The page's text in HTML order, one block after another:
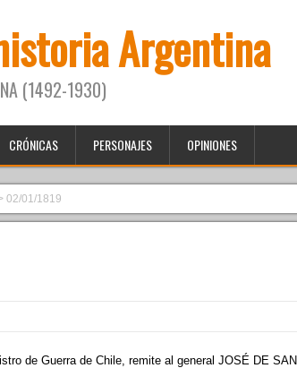
Argentina
(1492-1930)
CRÓNICAS PERSONAJES OPINIONES
02/01/1819
de Guerra de Chile, remite al general JOSÉ DE SAN